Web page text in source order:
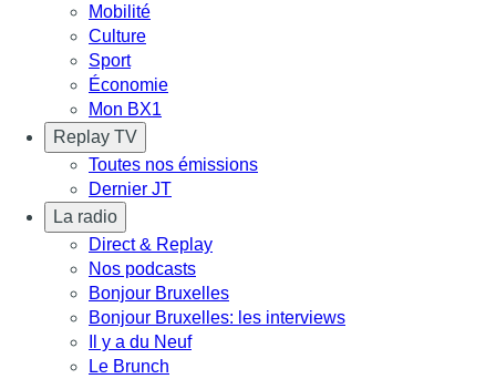
Mobilité
Culture
Sport
Économie
Mon BX1
Replay TV
Toutes nos émissions
Dernier JT
La radio
Direct & Replay
Nos podcasts
Bonjour Bruxelles
Bonjour Bruxelles: les interviews
Il y a du Neuf
Le Brunch